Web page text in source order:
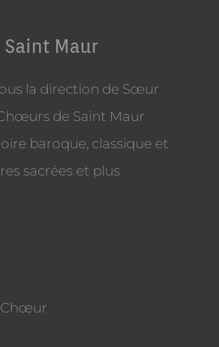
Maur
la direction de Sœur
de Saint Maur
baroque, classique et
sacrées et plus
Chœur